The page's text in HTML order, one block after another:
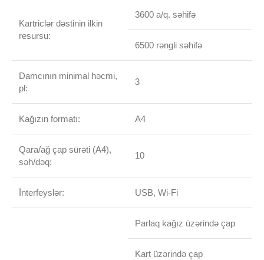
Kartriclər dəstinin ilkin
resursu:
3600 a/q. səhifə
6500 rəngli səhifə
Damcının minimal həcmi,
pl:
3
Kağızın formatı: A4
Qara/ağ çap sürəti (A4),
səh/dəq:
10
İnterfeyslər: USB, Wi-Fi
Parlaq kağız üzərində çap
Kart üzərində çap